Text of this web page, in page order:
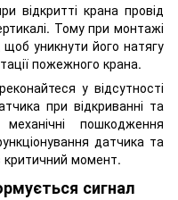
відкритті крана провід
Тому при монтажі
уникнути його натягу
пожежного крана.
у відсутності
при відкриванні та
пошкодження
датчика та
критичний момент.
сигнал